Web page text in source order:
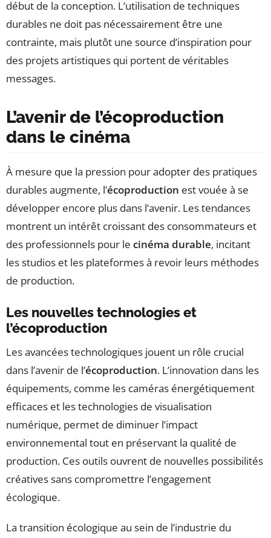
début de la conception. L’utilisation de techniques
durables ne doit pas nécessairement être une
contrainte, mais plutôt une source d’inspiration pour
des projets artistiques qui portent de véritables
messages.
L’avenir de l’écoproduction
dans le cinéma
À mesure que la pression pour adopter des pratiques
durables augmente, l’écoproduction est vouée à se
développer encore plus dans l’avenir. Les tendances
montrent un intérêt croissant des consommateurs et
des professionnels pour le cinéma durable, incitant
les studios et les plateformes à revoir leurs méthodes
de production.
Les nouvelles technologies et
l’écoproduction
Les avancées technologiques jouent un rôle crucial
dans l’avenir de l’écoproduction. L’innovation dans les
équipements, comme les caméras énergétiquement
efficaces et les technologies de visualisation
numérique, permet de diminuer l’impact
environnemental tout en préservant la qualité de
production. Ces outils ouvrent de nouvelles possibilités
créatives sans compromettre l’engagement
écologique.
La transition écologique au sein de l’industrie du